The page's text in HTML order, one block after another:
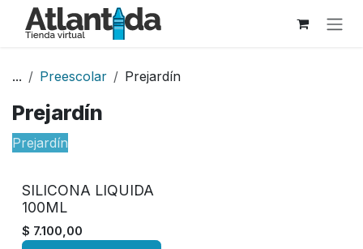
Ir al contenido
... Preescolar Prejardín
Prejardín
Prejardín
SILICONA LIQUIDA
100ML
$ 7.100,00